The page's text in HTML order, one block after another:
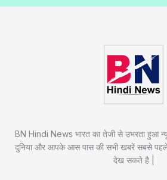
BN Hindi News भारत का तेजी से उभरता हुआ
दुनिया और आपके आस पास की सभी खबरें सबसे
देख सकते है |